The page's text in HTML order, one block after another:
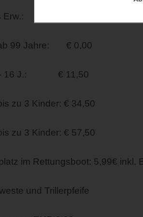
Erw.: € 23,00
99 Jahre: € 0,00
- 16 J.: € 11,50
zu 3 Kinder: € 34,50
zu 3 Kinder: € 57,50
im Rettungsboot: 5,99€ inkl.
und Trillerpfeife